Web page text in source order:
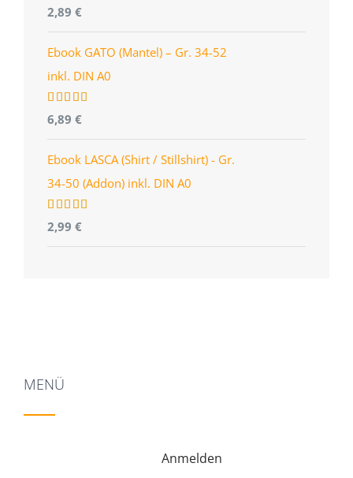
Bewertet
mit4.96
von 5
2,89 €
Ebook GATO (Mantel) – Gr. 34-52
inkl. DIN A0
Bewertet
mit5.00
von 5
6,89 €
Ebook LASCA (Shirt / Stillshirt) - Gr.
34-50 (Addon) inkl. DIN A0
Bewertet
mit5.00
von 5
2,99 €
MENÜ
Anmelden